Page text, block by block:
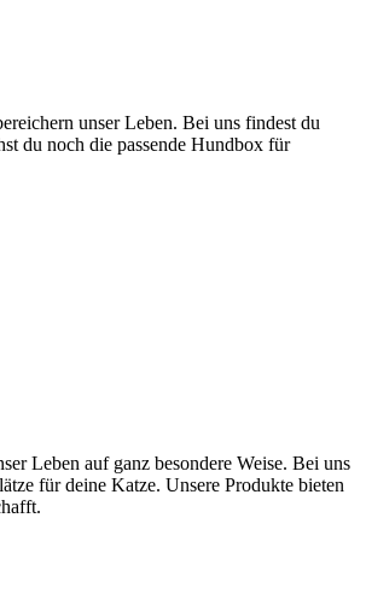
unser Leben. Bei uns findest du
du noch die passende Hundbox für
Leben auf ganz besondere Weise. Bei uns
für deine Katze. Unsere Produkte bieten